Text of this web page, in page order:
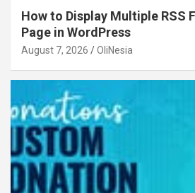
How to Display Multiple RSS
Page in WordPress
August 7, 2026 OliNesia